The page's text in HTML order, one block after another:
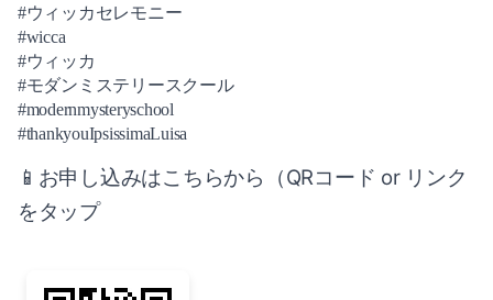
2019-02（2）
2018-12（3）
#ウィッカセレモニー
#wicca
#ウィッカ
#モダンミステリースクール
#modernmysteryschool
#thankyouIpsissimaLuisa
📱お申し込みはこちらから（QRコード or リンク
をタップ